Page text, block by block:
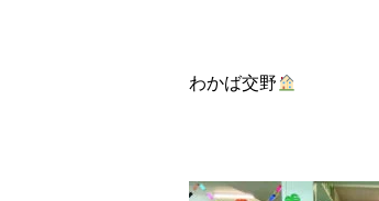
わかば交野